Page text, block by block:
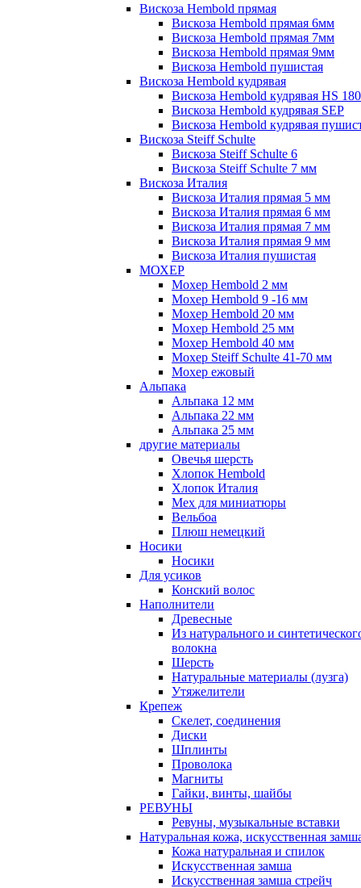
Вискоза Hembold прямая
Вискоза Hembold прямая 6мм
Вискоза Hembold прямая 7мм
Вискоза Hembold прямая 9мм
Вискоза Hembold пушистая
Вискоза Hembold кудрявая
Вискоза Hembold кудрявая HS 180
Вискоза Hembold кудрявая SEP
Вискоза Hembold кудрявая
Вискоза Steiff Schulte
Вискоза Steiff Schulte 6
Вискоза Steiff Schulte 7 мм
Вискоза Италия
Вискоза Италия прямая 5 мм
Вискоза Италия прямая 6 мм
Вискоза Италия прямая 7 мм
Вискоза Италия прямая 9 мм
Вискоза Италия пушистая
МОХЕР
Мохер Hembold 2 мм
Мохер Hembold 9 -16 мм
Мохер Hembold 20 мм
Мохер Hembold 25 мм
Мохер Hembold 40 мм
Мохер Steiff Schulte 41-70 мм
Мохер ежовый
Альпака
Альпака 12 мм
Альпака 22 мм
Альпака 25 мм
другие материалы
Овечья шерсть
Хлопок Hembold
Хлопок Италия
Мех для миниатюры
Вельбоа
Плюш немецкий
Носики
Носики
Для усиков
Конский волос
Наполнители
Древесные
Из натурального и
волокна
Шерсть
Натуральные материалы (лузга)
Утяжелители
Крепеж
Скелет, соединения
Диски
Шплинты
Проволока
Магниты
Гайки, винты, шайбы
РЕВУНЫ
Ревуны, музыкальные вставки
Натуральная кожа, искусственная
Кожа натуральная и спилок
Искусственная замша
Искусственная замша стрейч